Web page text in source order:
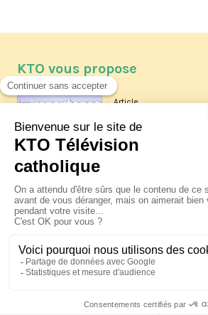
KTO vous propose
Article
Les reportages
La visite pastorale
XIV à Assise à
jeudi 6 août
Le pape en
Pérou du 6 au 17